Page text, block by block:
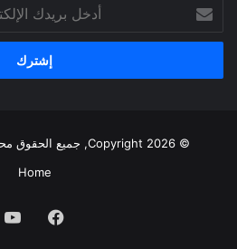
بريدك
الإلكتروني
© Copyright 2026, جميع الحقوق محفوظة لموقع
Home
فيسبوك